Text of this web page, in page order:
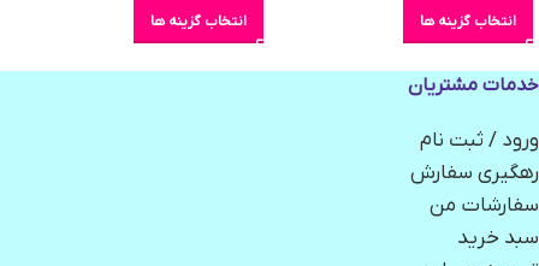
انتخاب گزینه ها انتخاب گزینه ها
خدمات مشتریان
ورود / ثبت نام
رهگیری سفارش
سفارشات من
سبد خرید